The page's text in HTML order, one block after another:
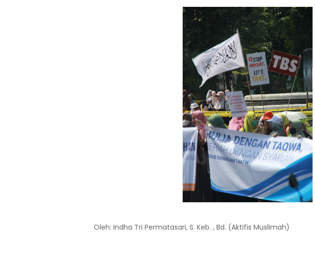
Oleh: Indha Tri Permatasari, S. Keb. , Bd. (Aktifis Muslimah)